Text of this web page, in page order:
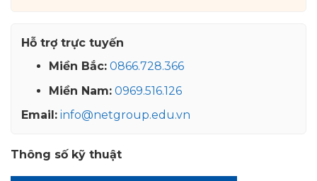
Hỗ trợ trực tuyến
Miền Bắc: 0866.728.366
Miền Nam: 0969.516.126
Email: info@netgroup.edu.vn
Thông số kỹ thuật